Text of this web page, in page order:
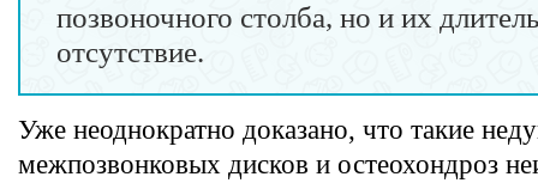
позвоночного столба, но и их
отсутствие.
Уже неоднократно доказано, что такие
межпозвонковых дисков и остеохондроз